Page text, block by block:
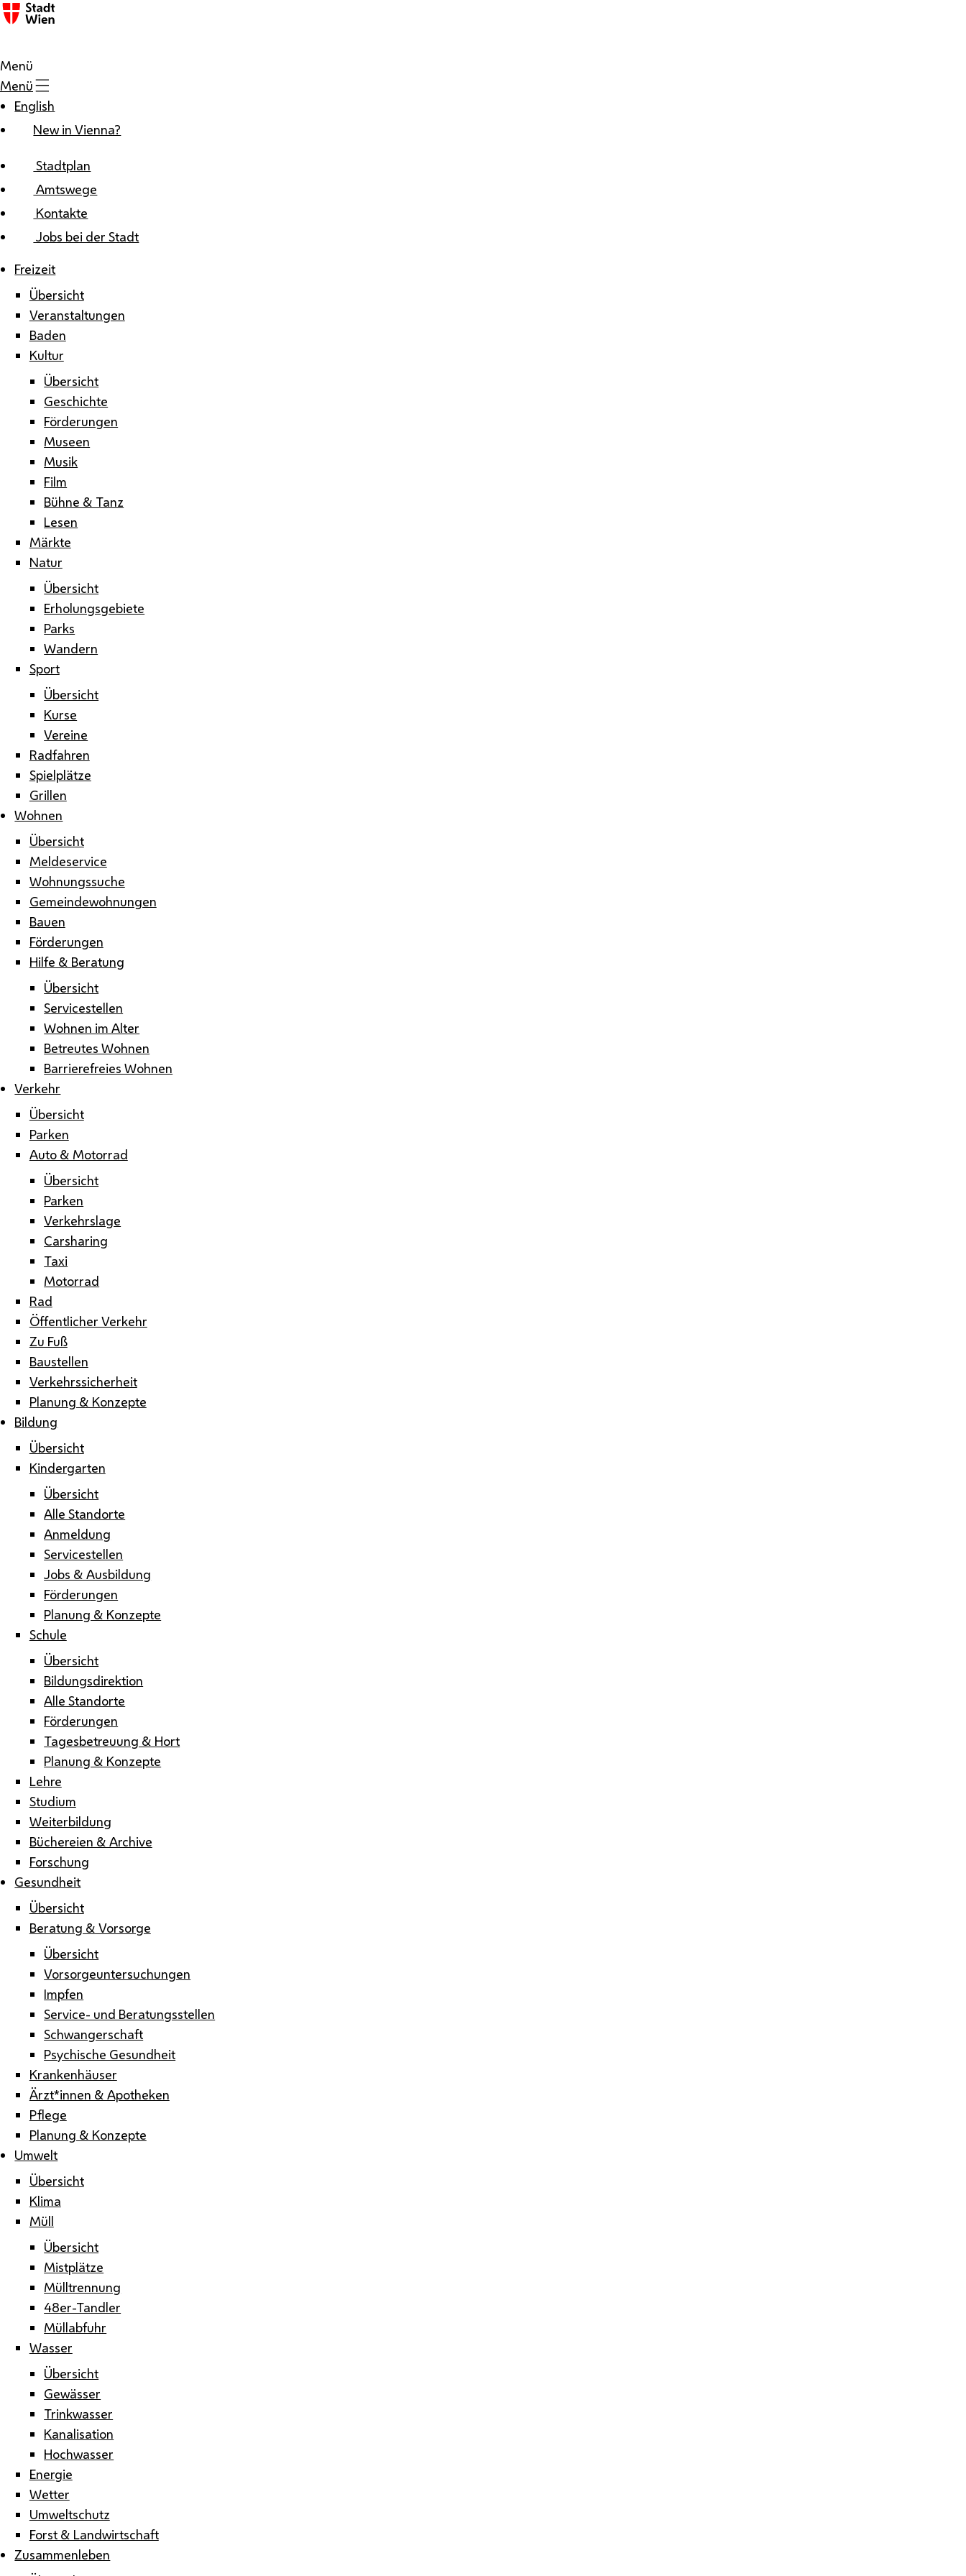
Zum Inhalt
Menü
Menü
English
New in Vienna?
Stadtplan
Amtswege
Kontakte
Jobs bei der Stadt
Freizeit
Übersicht
Veranstaltungen
Baden
Kultur
Übersicht
Geschichte
Förderungen
Museen
Musik
Film
Bühne & Tanz
Lesen
Märkte
Natur
Übersicht
Erholungsgebiete
Parks
Wandern
Sport
Übersicht
Kurse
Vereine
Radfahren
Spielplätze
Grillen
Wohnen
Übersicht
Meldeservice
Wohnungssuche
Gemeindewohnungen
Bauen
Förderungen
Hilfe & Beratung
Übersicht
Servicestellen
Wohnen im Alter
Betreutes Wohnen
Barrierefreies Wohnen
Verkehr
Übersicht
Parken
Auto & Motorrad
Übersicht
Parken
Verkehrslage
Carsharing
Taxi
Motorrad
Rad
Öffentlicher Verkehr
Zu Fuß
Baustellen
Verkehrssicherheit
Planung & Konzepte
Bildung
Übersicht
Kindergarten
Übersicht
Alle Standorte
Anmeldung
Servicestellen
Jobs & Ausbildung
Förderungen
Planung & Konzepte
Schule
Übersicht
Bildungsdirektion
Alle Standorte
Förderungen
Tagesbetreuung & Hort
Planung & Konzepte
Lehre
Studium
Weiterbildung
Büchereien & Archive
Forschung
Gesundheit
Übersicht
Beratung & Vorsorge
Übersicht
Vorsorgeuntersuchungen
Impfen
Service- und Beratungsstellen
Schwangerschaft
Psychische Gesundheit
Krankenhäuser
Ärzt*innen & Apotheken
Pflege
Planung & Konzepte
Umwelt
Übersicht
Klima
Müll
Übersicht
Mistplätze
Mülltrennung
48er-Tandler
Müllabfuhr
Wasser
Übersicht
Gewässer
Trinkwasser
Kanalisation
Hochwasser
Energie
Wetter
Umweltschutz
Forst & Landwirtschaft
Zusammenleben